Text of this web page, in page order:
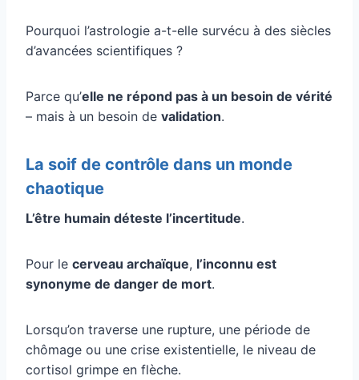
Pourquoi l’astrologie a-t-elle survécu à des siècles
d’avancées scientifiques ?
Parce qu’elle ne répond pas à un besoin de vérité
– mais à un besoin de validation.
La soif de contrôle dans un monde
chaotique
L’être humain déteste l’incertitude.
Pour le cerveau archaïque, l’inconnu est
synonyme de danger de mort.
Lorsqu’on traverse une rupture, une période de
chômage ou une crise existentielle, le niveau de
cortisol grimpe en flèche.